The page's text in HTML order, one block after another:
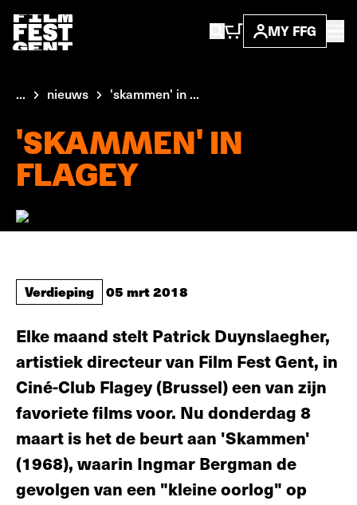
MY FFG
... nieuws 'skammen' in ...
'SKAMMEN' IN
FLAGEY
Verdieping 05 mrt 2018
Elke maand stelt Patrick Duynslaegher,
artistiek directeur van Film Fest Gent, in
Ciné-Club Flagey (Brussel) een van zijn
favoriete films voor. Nu donderdag 8
maart is het de beurt aan 'Skammen'
(1968), waarin Ingmar Bergman de
gevolgen van een "kleine oorlog" op